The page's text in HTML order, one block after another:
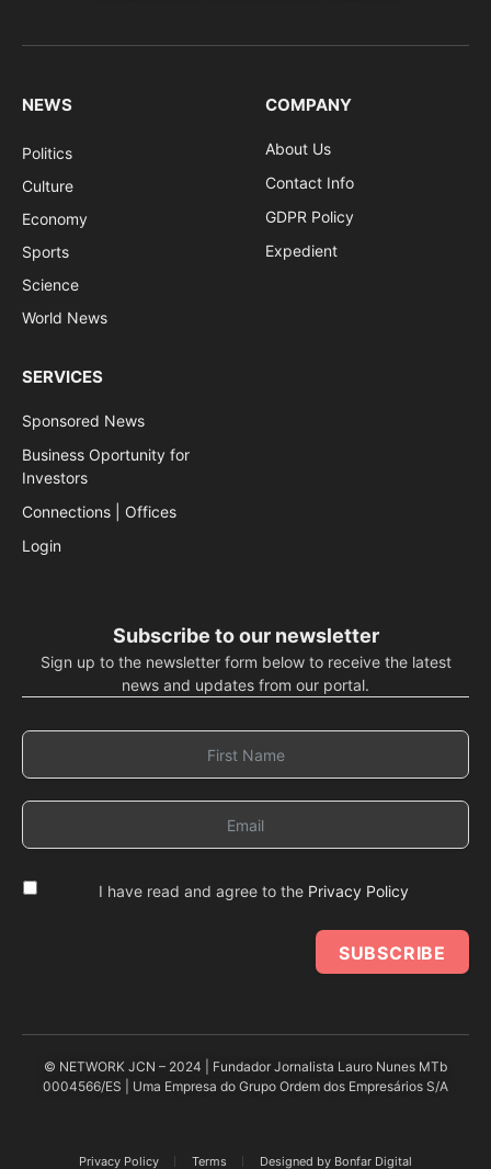
NEWS
Politics
Culture
Economy
Sports
Science
World News
COMPANY
About Us
Contact Info
GDPR Policy
Expedient
SERVICES
Sponsored News
Business Oportunity for
Investors
Connections | Offices
Login
Subscribe to our newsletter
Sign up to the newsletter form below to receive the latest
news and updates from our portal.
I have read and agree to the Privacy Policy
SUBSCRIBE
© NETWORK JCN – 2024 | Fundador Jornalista Lauro Nunes MTb
0004566/ES | Uma Empresa do Grupo Ordem dos Empresários S/A
Privacy Policy Terms Designed by Bonfar Digital